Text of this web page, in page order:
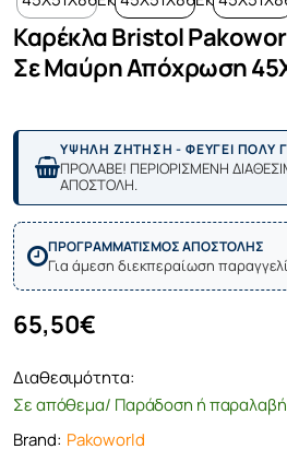
Καρέκλα Bristol
Σε Μαύρη Απόχρωση
ΥΨΗΛΗ ΖΗΤΗΣΗ - ΦΕΥΓΕΙ ΠΟΛΥ
ΠΡΟΛΑΒΕ! ΠΕΡΙΟΡΙΣΜΕΝΗ
ΑΠΟΣΤΟΛΗ.
ΠΡΟΓΡΑΜΜΑΤΙΣΜΟΣ ΑΠΟΣΤΟΛΗΣ
Για άμεση διεκπεραίωση
Διαθεσιμότητα:
Σε απόθεμα/ Παράδοση ή
Brand: Pakoworld
65,50€